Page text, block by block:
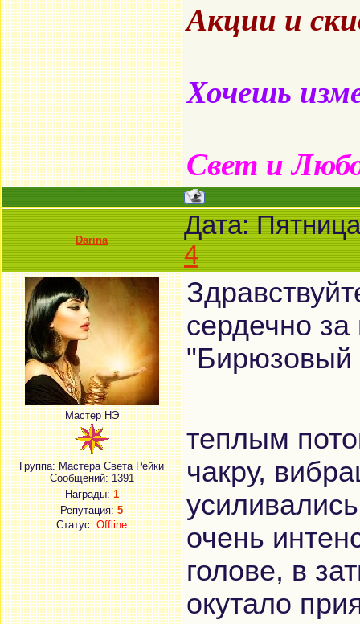
Акции и
Хочешь
Свет и
Darina
Дата:
4
Мастер НЭ
Группа: Мастера Света Рейки
Сообщений:1391
Награды:1
Репутация:5
Статус:Offline
сердечно за
теплым
чакру,
очень
голове, в
окутало